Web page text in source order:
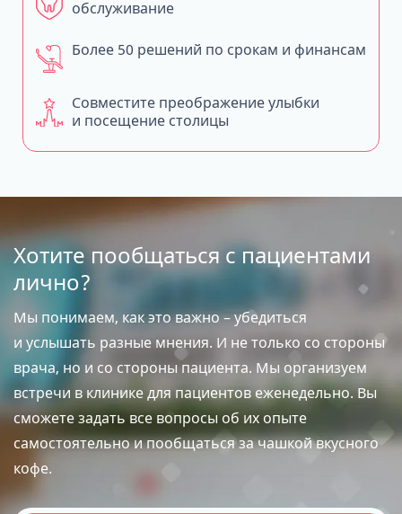
Совместите преображение улыбки
и посещение столицы
обслуживание
Более 50 решений по срокам и финансам
Хотите пообщаться с пациентами
лично?
Мы понимаем, как это важно – убедиться
и услышать разные мнения. И не только со стороны
врача, но и со стороны пациента. Мы организуем
встречи в клинике для пациентов еженедельно. Вы
сможете задать все вопросы об их опыте
самостоятельно и пообщаться за чашкой вкусного
кофе.